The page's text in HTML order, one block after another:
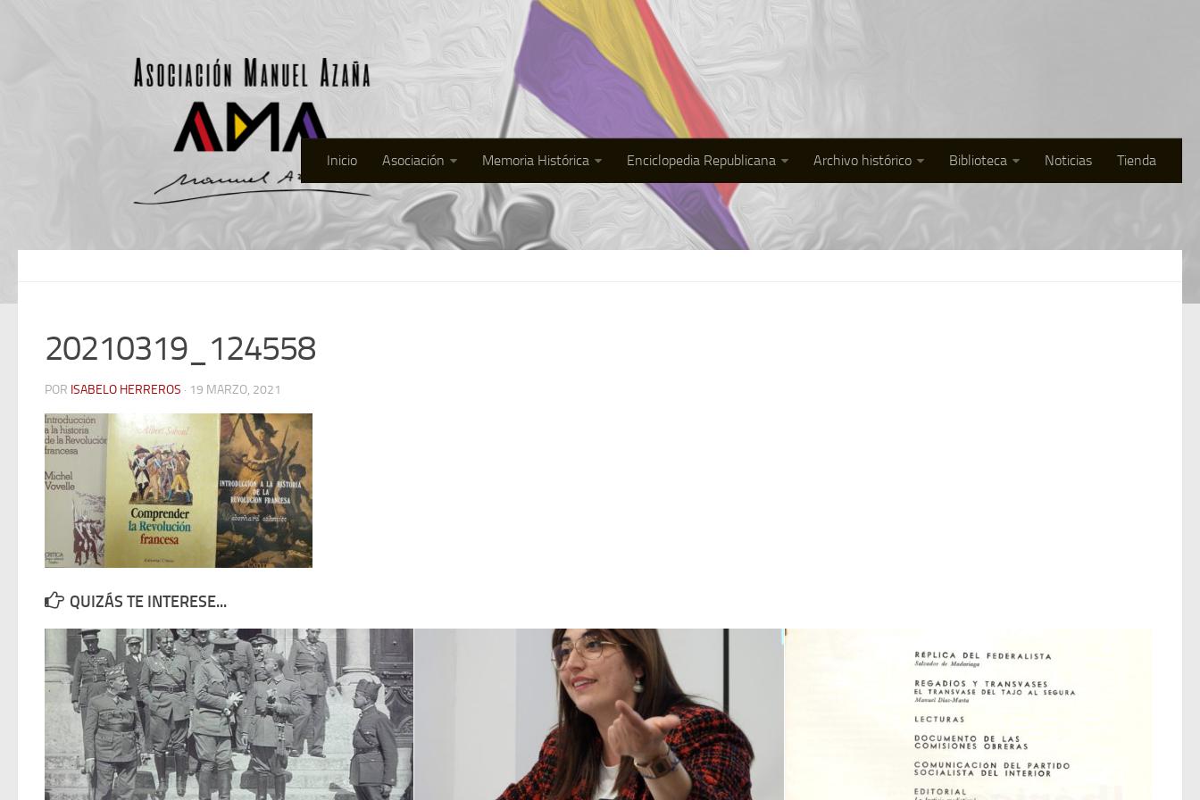
Inicio Asociación Memoria Histórica Enciclopedia Republicana Archivo histórico Biblioteca Noticias Tienda
20210319_124558
POR ISABELO HERREROS · 19 MARZO, 2021
QUIZÁS TE INTERESE...